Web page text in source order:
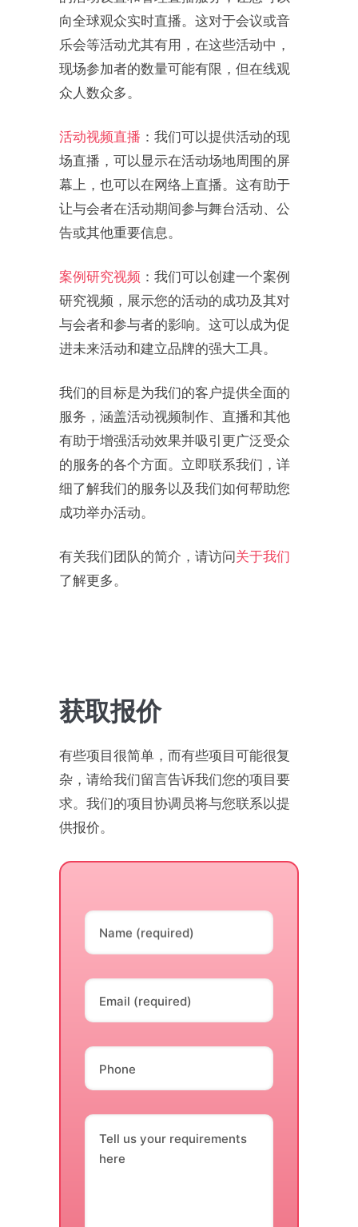
向全球观众实时直播。这对于会议或音
乐会等活动尤其有用，在这些活动中，
现场参加者的数量可能有限，但在线观
众人数众多。
活动视频直播 ：我们可以提供活动的现
场直播，可以显示在活动场地周围的屏
幕上，也可以在网络上直播。这有助于
让与会者在活动期间参与舞台活动、公
告或其他重要信息。
案例研究视频 ：我们可以创建一个案例
研究视频，展示您的活动的成功及其对
与会者和参与者的影响。这可以成为促
进未来活动和建立品牌的强大工具。
我们的目标是为我们的客户提供全面的
服务，涵盖活动视频制作、直播和其他
有助于增强活动效果并吸引更广泛受众
的服务的各个方面。立即联系我们，详
细了解我们的服务以及我们如何帮助您
成功举办活动。
有关我们团队的简介，请访问关于我们
了解更多。
获取报价
有些项目很简单，而有些项目可能很复
杂，请给我们留言告诉我们您的项目要
求。我们的项目协调员将与您联系以提
供报价。
Name (required)
Email (required)
Phone
Tell us your requirements
here